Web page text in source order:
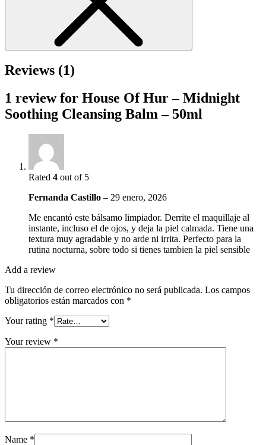
Reviews (1)
1 review for House Of Hur – Midnight
Soothing Cleansing Balm – 50ml
Rated 4 out of 5
Fernanda Castillo – 29 enero, 2026
Me encantó este bálsamo limpiador. Derrite el maquillaje al
instante, incluso el de ojos, y deja la piel calmada. Tiene una
textura muy agradable y no arde ni irrita. Perfecto para la
rutina nocturna, sobre todo si tienes tambien la piel sensible
Add a review
Tu dirección de correo electrónico no será publicada. Los campos
obligatorios están marcados con *
Your rating *
Your review *
Name *